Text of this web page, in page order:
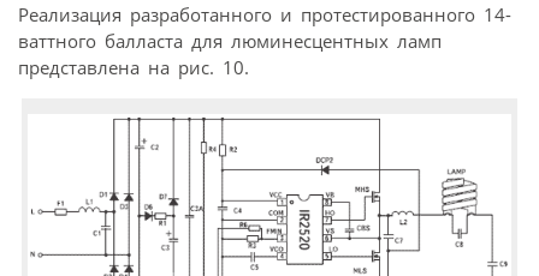
Реализация разработанного и протестированного 14-
ваттного балласта для люминесцентных ламп
представлена на рис. 10.